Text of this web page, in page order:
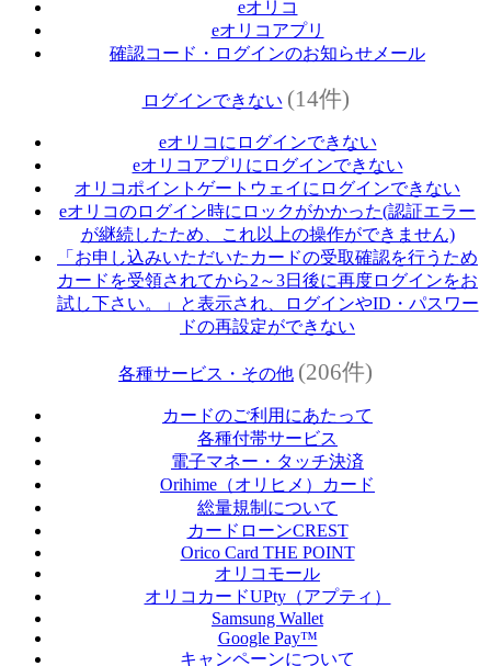
eオリコ
eオリコアプリ
確認コード・ログインのお知らせメール
ログインできない (14件)
eオリコにログインできない
eオリコアプリにログインできない
オリコポイントゲートウェイにログインできない
eオリコのログイン時にロックがかかった(認証エラー
が継続したため、これ以上の操作ができません)
「お申し込みいただいたカードの受取確認を行うため
カードを受領されてから2～3日後に再度ログインをお
試し下さい。」と表示され、ログインやID・パスワー
ドの再設定ができない
各種サービス・その他 (206件)
カードのご利用にあたって
各種付帯サービス
電子マネー・タッチ決済
Orihime（オリヒメ）カード
総量規制について
カードローンCREST
Orico Card THE POINT
オリコモール
オリコカードUPty（アプティ）
Samsung Wallet
Google Pay™
キャンペーンについて